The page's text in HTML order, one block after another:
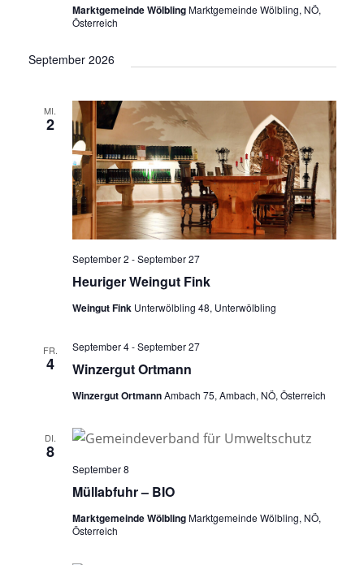
Marktgemeinde WölblingMarktgemeinde Wölbling, NÖ,
Österreich
September 2026
MI.
2
Heuriger Weingut Fink
September 2 -September 27
Weingut Fink Unterwölbling 48, Unterwölbling
FR.
4 Winzergut Ortmann
September 4-September 27
Winzergut OrtmannAmbach 75, Ambach, NÖ, Österreich
DI.
8
Müllabfuhr – BIO
September 8
Marktgemeinde WölblingMarktgemeinde Wölbling, NÖ,
Österreich